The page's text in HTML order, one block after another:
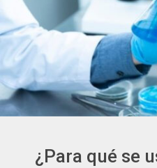
¿Para qué se